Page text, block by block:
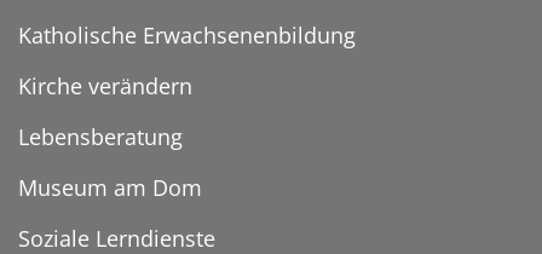
Katholische Erwachsenenbildung
Kirche verändern
Lebensberatung
Museum am Dom
Soziale Lerndienste